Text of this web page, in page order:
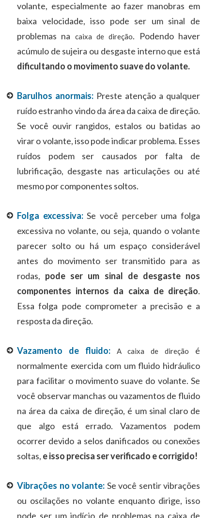
volante, especialmente ao fazer manobras em
baixa velocidade, isso pode ser um sinal de
problemas na
caixa de direção. Podendo haver
acúmulo de sujeira ou desgaste interno que está
dificultando o movimento suave do volante.
Barulhos anormais: Preste atenção a qualquer
ruído estranho vindo da área da caixa de direção.
Se você ouvir rangidos, estalos ou batidas ao
virar o volante, isso pode indicar problema. Esses
ruídos podem ser causados ​​por falta de
lubrificação, desgaste nas articulações ou até
mesmo por componentes soltos.
Folga excessiva:Se você perceber uma folga
excessiva no volante, ou seja, quando o volante
parecer solto ou há um espaço considerável
antes do movimento ser transmitido para as
rodas, pode ser um sinal de desgaste nos
componentes internos da caixa de direção.
Essa folga pode comprometer a precisão e a
resposta da direção.
Vazamento de fluido: A caixa de direção é
normalmente exercida com um fluido hidráulico
para facilitar o movimento suave do volante. Se
você observar manchas ou vazamentos de fluido
na área da caixa de direção, é um sinal claro de
que algo está errado. Vazamentos podem
ocorrer devido a selos danificados ou conexões
soltas, e isso precisa ser verificado e corrigido!
Vibrações no volante: Se você sentir vibrações
ou oscilações no volante enquanto dirige, isso
pode ser um indício de problemas na caixa de